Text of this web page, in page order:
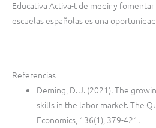
Educativa Activa-t de medir y
escuelas españolas es una
Referencias
Deming, D. J. (2021). The
skills in the labor market. The
Economics, 136(1), 379-421.